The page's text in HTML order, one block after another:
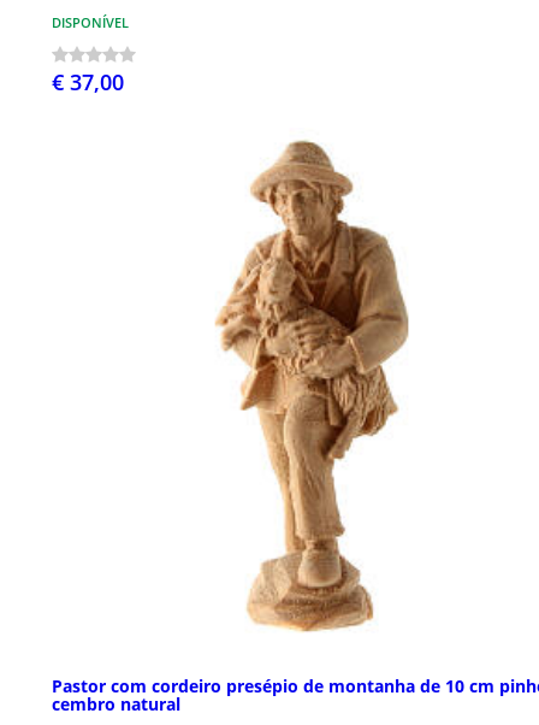
DISPONÍVEL
€ 37,00
Pastor com cordeiro presépio de montanha de 10 cm
cembro natural